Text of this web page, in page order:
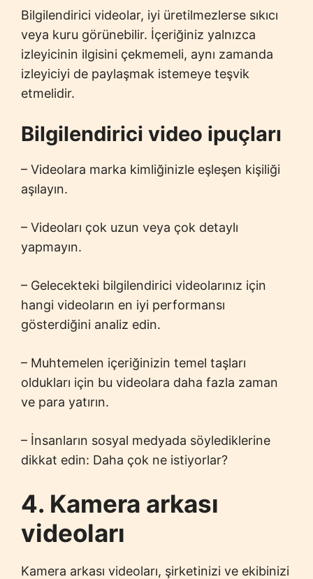
Bilgilendirici videolar, iyi üretilmezlerse sıkıcı
veya kuru görünebilir. İçeriğiniz yalnızca
izleyicinin ilgisini çekmemeli, aynı zamanda
izleyiciyi de paylaşmak istemeye teşvik
etmelidir.
Bilgilendirici video ipuçları
– Videolara marka kimliğinizle eşleşen kişiliği
aşılayın.
– Videoları çok uzun veya çok detaylı
yapmayın.
– Gelecekteki bilgilendirici videolarınız için
hangi videoların en iyi performansı
gösterdiğini analiz edin.
– Muhtemelen içeriğinizin temel taşları
oldukları için bu videolara daha fazla zaman
ve para yatırın.
– İnsanların sosyal medyada söylediklerine
dikkat edin: Daha çok ne istiyorlar?
4. Kamera arkası
videoları
Kamera arkası videoları, şirketinizi ve ekibinizi